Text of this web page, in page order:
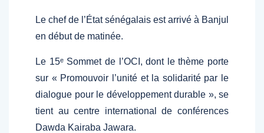
Le chef de l’État sénégalais est arrivé à Banjul
en début de matinée.
Le 15ᵉ Sommet de l’OCI, dont le thème porte
sur « Promouvoir l’unité et la solidarité par le
dialogue pour le développement durable », se
tient au centre international de conférences
Dawda Kairaba Jawara.